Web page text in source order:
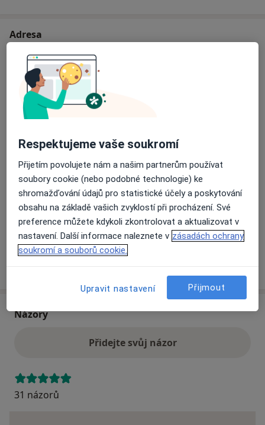
Adresa
MUDr.Rohel Dent
Dr. Slabihoudka 6232/11,
Dostupnost
Na této adrese online kalendář není aktivní
Co mám v takové situaci udělat?
Způsoby platby (soukromé návštěvy)
Na teto adrese lékař přijímá pacienty na pojišťovnu
Detaily
Názory
Přidejte svůj názor
31 názorů
Respektujeme vaše soukromí
Přijetím povolujete nám a našim partnerům používat
soubory cookie (nebo podobné technologie) ke
shromažďování údajů pro statistické účely a poskytování
obsahu na základě vašich zvyklostí při procházení. Své
preference můžete kdykoli zkontrolovat a aktualizovat v
nastavení. Další informace naleznete v zásadách ochrany
soukromí a souborů cookie.
Upravit nastavení Přijmout